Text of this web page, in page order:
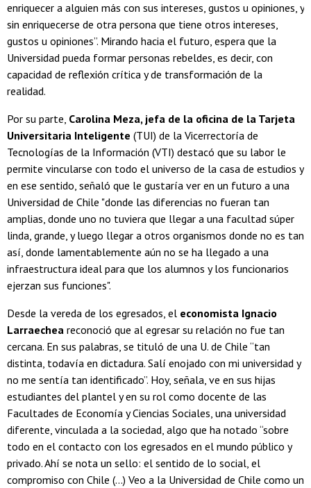
enriquecer a alguien más con sus intereses, gustos u opiniones, y
sin enriquecerse de otra persona que tiene otros intereses,
gustos u opiniones”. Mirando hacia el futuro, espera que la
Universidad pueda formar personas rebeldes, es decir, con
capacidad de reflexión crítica y de transformación de la
realidad.
Por su parte, Carolina Meza, jefa de la oficina de la Tarjeta
Universitaria Inteligente (TUI) de la Vicerrectoría de
Tecnologías de la Información (VTI) destacó que su labor le
permite vincularse con todo el universo de la casa de estudios y
en ese sentido, señaló que le gustaría ver en un futuro a una
Universidad de Chile "donde las diferencias no fueran tan
amplias, donde uno no tuviera que llegar a una facultad súper
linda, grande, y luego llegar a otros organismos donde no es tan
así, donde lamentablemente aún no se ha llegado a una
infraestructura ideal para que los alumnos y los funcionarios
ejerzan sus funciones".
Desde la vereda de los egresados, el economista Ignacio
Larraechea reconoció que al egresar su relación no fue tan
cercana. En sus palabras, se tituló de una U. de Chile “tan
distinta, todavía en dictadura. Salí enojado con mi universidad y
no me sentía tan identificado”. Hoy, señala, ve en sus hijas
estudiantes del plantel y en su rol como docente de las
Facultades de Economía y Ciencias Sociales, una universidad
diferente, vinculada a la sociedad, algo que ha notado “sobre
todo en el contacto con los egresados en el mundo público y
privado. Ahí se nota un sello: el sentido de lo social, el
compromiso con Chile (...) Veo a la Universidad de Chile como un